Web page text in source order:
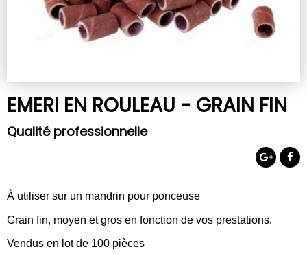
EMERI EN ROULEAU - GRAIN FIN
Qualité professionnelle
À utiliser sur un mandrin pour ponceuse
Grain fin, moyen et gros en fonction de vos prestations.
Vendus en lot de 100 pièces